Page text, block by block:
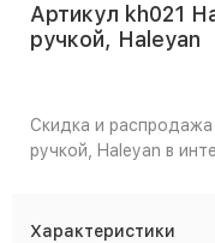
Артикул kh021
ручкой, Haleyan
Скидка и
ручкой, Haleyan в
Характеристики